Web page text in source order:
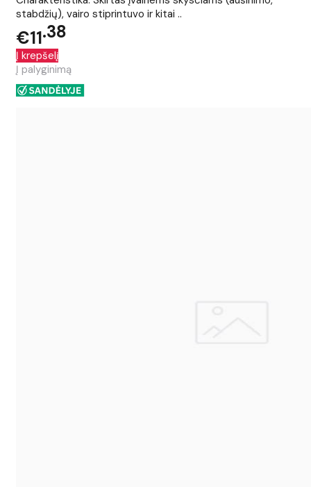
stabdžių), vairo stiprintuvo ir kitai ..
€11 38
Į krepšelį
Į palyginimą